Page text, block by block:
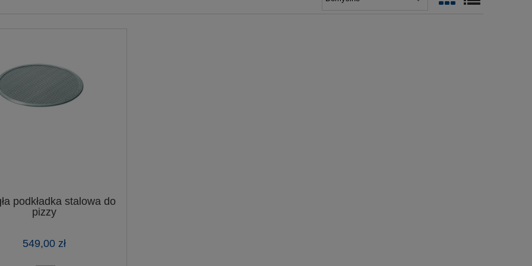
podkładka stalowa do
pizzy
549,00 zł